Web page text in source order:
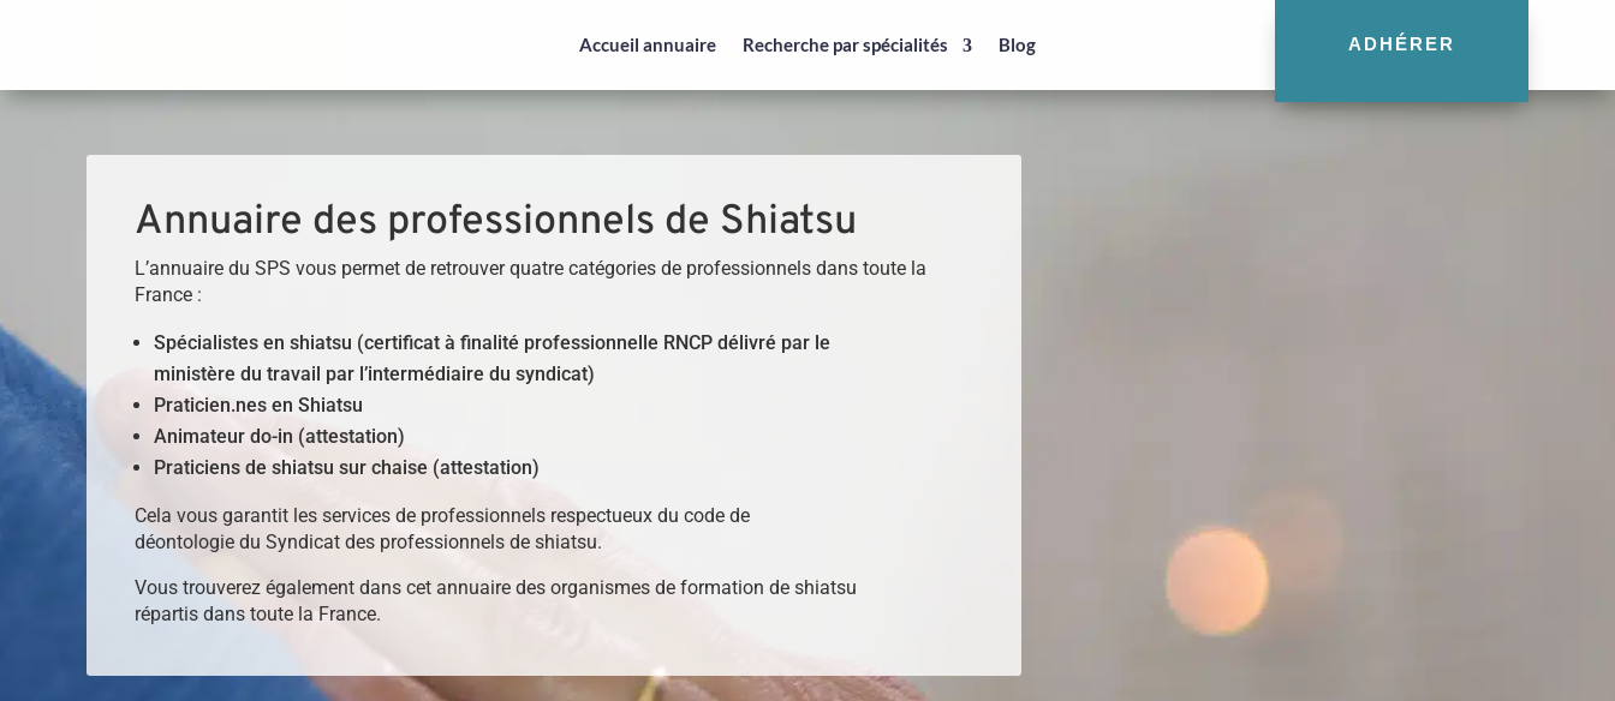
Accueil annuaire Recherche par spécialités Blog ADHÉRER
Annuaire des professionnels de Shiatsu
L’annuaire du SPS vous permet de retrouver quatre catégories de professionnels dans toute la
France :
Spécialistes en shiatsu (certificat à finalité professionnelle RNCP délivré par le
ministère du travail par l’intermédiaire du syndicat)
Praticien.nes en Shiatsu
Animateur do-in (attestation)
Praticiens de shiatsu sur chaise (attestation)
Cela vous garantit les services de professionnels respectueux du code de
déontologie du Syndicat des professionnels de shiatsu.
Vous trouverez également dans cet annuaire des organismes de formation de shiatsu
répartis dans toute la France.